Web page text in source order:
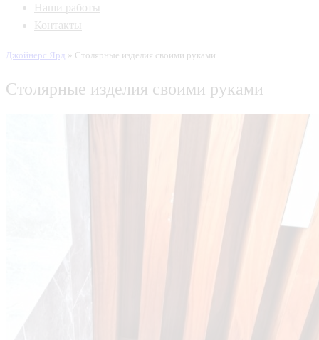
Наши работы
Контакты
Джойнерс Ярд » Столярные изделия своими руками
Столярные изделия своими руками